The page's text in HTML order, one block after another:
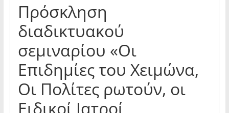
Πρόσκληση
διαδικτυακού
σεμιναρίου «Οι
Επιδημίες του Χειμώνα,
Οι Πολίτες ρωτούν, οι
Ειδικοί Ιατροί